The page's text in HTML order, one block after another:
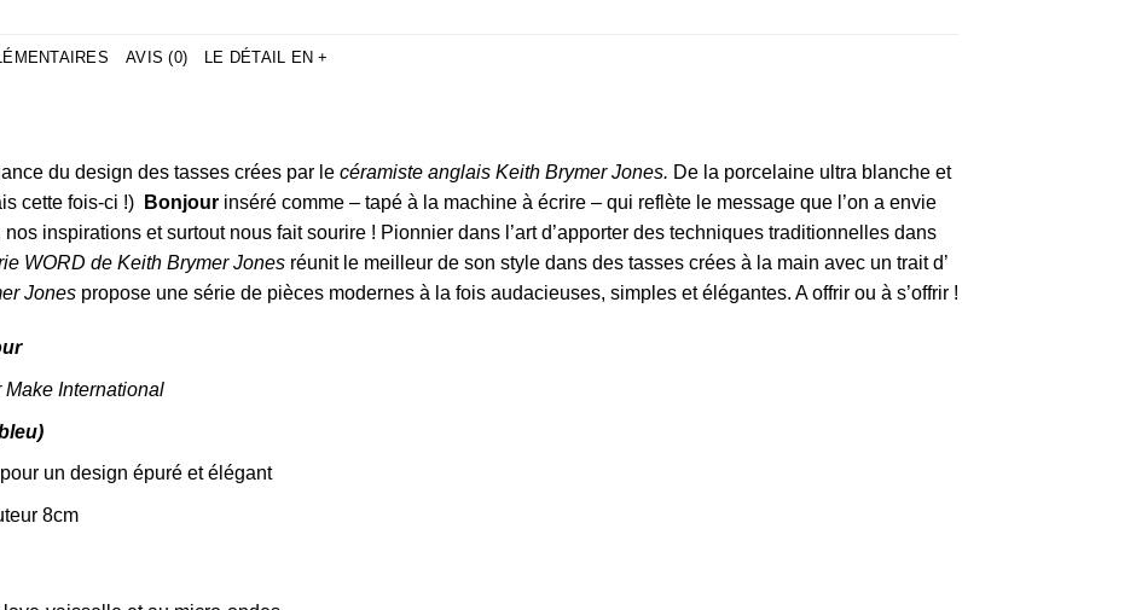
AVIS (0) LE DÉTAIL EN +
du design des tasses crées par le céramiste anglais Keith Brymer Jones. De la porcelaine ultra blanche et
cette fois-ci !)
Bonjour inséré comme – tapé à la machine à écrire – qui reflète le message que l’on a envie
inspirations et surtout nous fait sourire ! Pionnier dans l’art d’apporter des techniques traditionnelles dans
WORD de Keith Brymer Jones réunit le meilleur de son style dans des tasses crées à la main avec un trait d’
Jones propose une série de pièces modernes à la fois audacieuses, simples et élégantes. A offrir ou à s’offrir !
International
un design épuré et élégant
8cm